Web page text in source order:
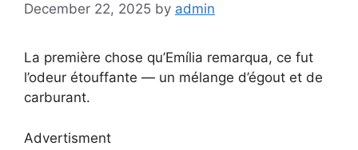
December 22, 2025 by admin
La première chose qu’Emília remarqua, ce fut
l’odeur étouffante — un mélange d’égout et de
carburant.
Advertisment